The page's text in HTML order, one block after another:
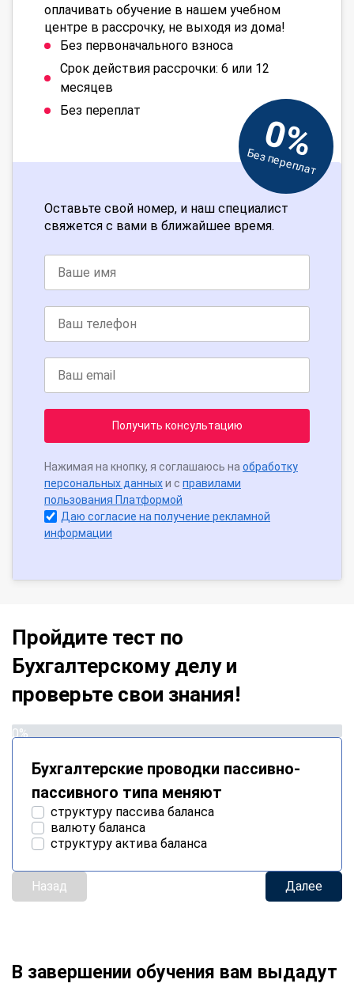
оплачивать обучение в нашем учебном
центре в рассрочку, не выходя из дома!
Без первоначального взноса
Срок действия рассрочки: 6 или 12
месяцев
Без переплат
0%
Без переплат
Оставьте свой номер, и наш специалист
свяжется с вами в ближайшее время.
Получить консультацию
Нажимая на кнопку, я соглашаюсь на обработку
персональных данныхи с правилами
пользования Платформой
Даю согласие на получение рекламной
информации
Пройдите тест по
Бухгалтерскому делу и
проверьте свои знания!
0%
Бухгалтерские проводки пассивно-
пассивного типа меняют
структуру пассива баланса
валюту баланса
структуру актива баланса
Назад Далее
В завершении обучения вам выдадут